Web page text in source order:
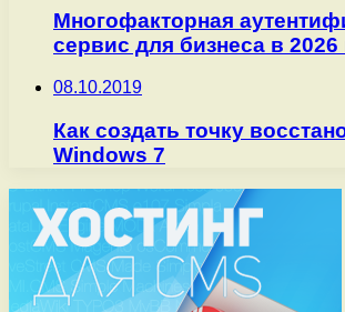
Многофакторная
сервис для бизнеса в 2026
08.10.2019
Как создать точку
Windows 7